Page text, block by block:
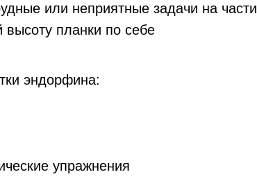
или неприятные задачи на части
высоту планки по себе
эндорфина:
упражнения